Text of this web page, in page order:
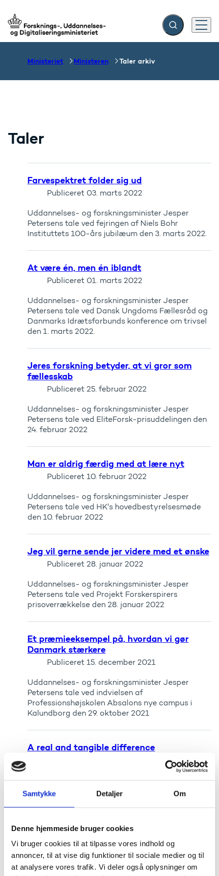
Samtykke Detaljer Om
Denne hjemmeside bruger cookies
Vi bruger cookies til at tilpasse vores indhold og
annoncer, til at vise dig funktioner til sociale medier og til
at analysere vores trafik. Vi deler også oplysninger om
Gå til forsiden Fold søgefelt ud
Menu
Ministeriet Ministeren Taler arkiv
Taler
Farvespektret folder sig ud
Publiceret 03. marts 2022
Uddannelses- og forskningsminister Jesper
Petersens tale ved fejringen af Niels Bohr
Instituttets 100-års jubilæum den 3. marts 2022.
At være én, men én iblandt
Publiceret 01. marts 2022
Uddannelses- og forskningsminister Jesper
Petersens tale ved Dansk Ungdoms Fællesråd og
Danmarks Idrætsforbunds konference om trivsel
den 1. marts 2022.
Jeres forskning betyder, at vi gror som
fællesskab
Publiceret 25. februar 2022
Uddannelses- og forskningsminister Jesper
Petersens tale ved EliteForsk-prisuddelingen den
24. februar 2022
Man er aldrig færdig med at lære nyt
Publiceret 10. februar 2022
Uddannelses- og forskningsminister Jesper
Petersens tale ved HK's hovedbestyrelsesmøde
den 10. februar 2022
Jeg vil gerne sende jer videre med et ønske
Publiceret 28. januar 2022
Uddannelses- og forskningsminister Jesper
Petersens tale ved Projekt Forskerspirers
prisoverrækkelse den 28. januar 2022
Et præmieeksempel på, hvordan vi gør
Danmark stærkere
Publiceret 15. december 2021
Uddannelses- og forskningsminister Jesper
Petersens tale ved indvielsen af
Professionshøjskolen Absalons nye campus i
Kalundborg den 29. oktober 2021
A real and tangible difference
Uddannelses- og forskningsminister Jesper
Petersens tale ved The Brain Prize, 25. oktober
2021. Talen er på engelsk.
Det samfund, vi ønsker os
Publiceret 06. oktober 2021
Uddannelses- og forskningsminister Jesper